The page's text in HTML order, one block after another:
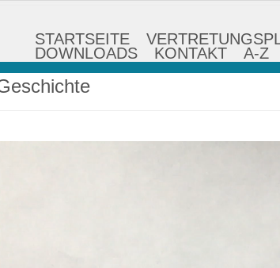
STARTSEITE
DOWNLOADS
KONTAKT A-Z